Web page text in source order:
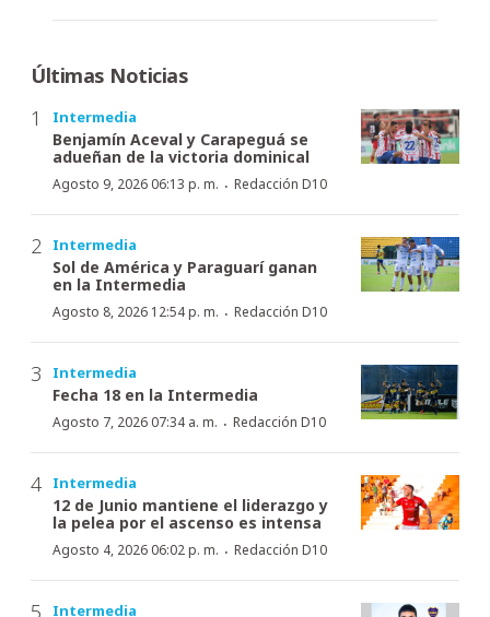
Últimas Noticias
Intermedia
Benjamín Aceval y Carapeguá se
adueñan de la victoria dominical
Agosto 9, 2026 06:13 p. m. · Redacción D10
Intermedia
Sol de América y Paraguarí ganan
en la Intermedia
Agosto 8, 2026 12:54 p. m. · Redacción D10
Intermedia
Fecha 18 en la Intermedia
Agosto 7, 2026 07:34 a. m. · Redacción D10
Intermedia
12 de Junio mantiene el liderazgo y
la pelea por el ascenso es intensa
Agosto 4, 2026 06:02 p. m. · Redacción D10
Intermedia